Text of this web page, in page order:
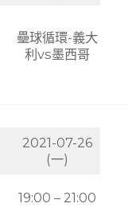
壘球循環-義大
利vs墨西哥
2021-07-26
(一)
19:00 – 21:00